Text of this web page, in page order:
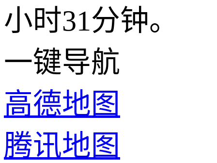
小时31分钟。
一键导航
高德地图
腾讯地图